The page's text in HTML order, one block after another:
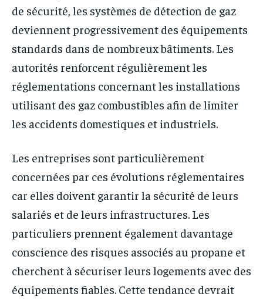
de sécurité, les systèmes de détection de gaz
deviennent progressivement des équipements
standards dans de nombreux bâtiments. Les
autorités renforcent régulièrement les
réglementations concernant les installations
utilisant des gaz combustibles afin de limiter
les accidents domestiques et industriels.
Les entreprises sont particulièrement
concernées par ces évolutions réglementaires
car elles doivent garantir la sécurité de leurs
salariés et de leurs infrastructures. Les
particuliers prennent également davantage
conscience des risques associés au propane et
cherchent à sécuriser leurs logements avec des
équipements fiables. Cette tendance devrait